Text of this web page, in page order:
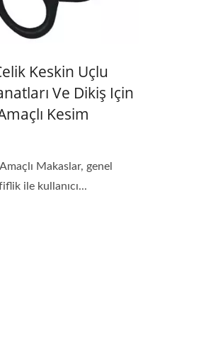
Keskin Uçlu
Ve Dikiş Için
Kesim
Makaslar, genel
ile kullanıcı...